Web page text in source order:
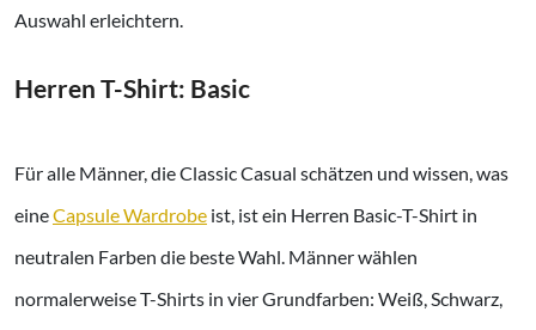
Auswahl erleichtern.
Herren T-Shirt: Basic
Für alle Männer, die Classic Casual schätzen und wissen, was
eineCapsule Wardrobe ist, ist ein Herren Basic-T-Shirt in
neutralen Farben die beste Wahl. Männer wählen
normalerweise T-Shirts in vier Grundfarben: Weiß, Schwarz,